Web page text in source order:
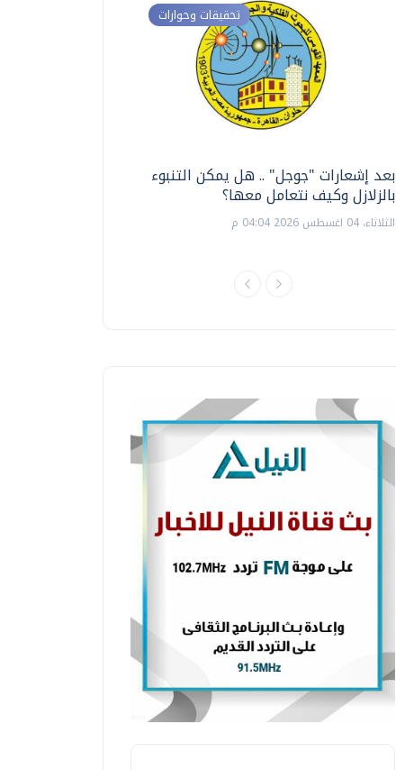
تحقيقات وحوارات
بعد إشعارات "جوجل" .. هل يمكن التنبوء
بالزلازل وكيف نتعامل معها؟
الثلاثاء، 04 اغسطس 2026 04:04 م